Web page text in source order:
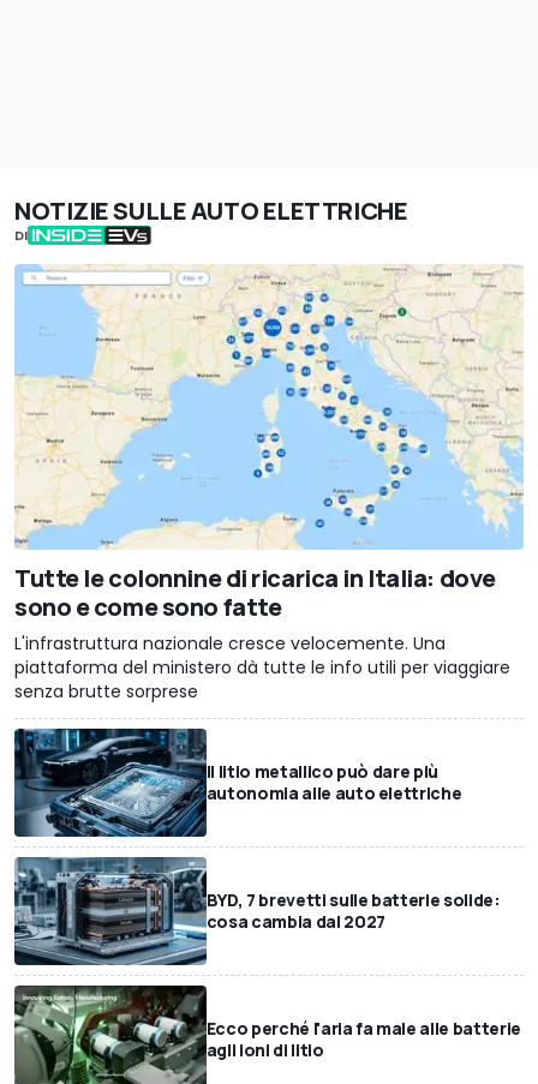
NOTIZIE SULLE AUTO ELETTRICHE
DI
Tutte le colonnine di ricarica in Italia: dove
sono e come sono fatte
L'infrastruttura nazionale cresce velocemente. Una
piattaforma del ministero dà tutte le info utili per viaggiare
senza brutte sorprese
Il litio metallico può dare più
autonomia alle auto elettriche
BYD, 7 brevetti sulle batterie solide:
cosa cambia dal 2027
Ecco perché l'aria fa male alle batterie
agli ioni di litio